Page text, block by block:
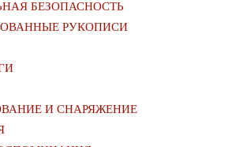
БЕЗОПАСНОСТЬ
РУКОПИСИ
И СНАРЯЖЕНИЕ